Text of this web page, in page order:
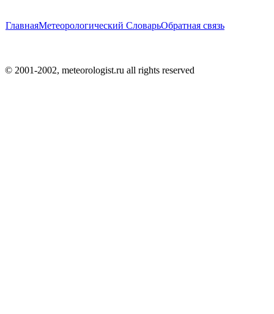
ГлавнаяМетеорологический СловарьОбратная связь
© 2001-2002, meteorologist.ru all rights reserved